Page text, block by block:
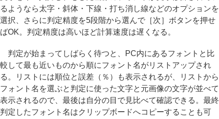
るようなら太字・斜体・下線・打ち消し線などのオプションを
選択、さらに判定精度を5段階から選んで［次］ボタンを押せ
ばOK。判定精度は高いほど計算速度は遅くなる。
判定が始まってしばらく待つと、PC内にあるフォントと比
較して最も近いものから順にフォント名がリストアップされ
る。リストには順位と誤差（％）も表示されるが、リストから
フォント名を選ぶと判定に使った文字と元画像の文字が並べて
表示されるので、最後は自分の目で見比べて確認できる。最終
判定したフォント名はクリップボードへコピーすることも可